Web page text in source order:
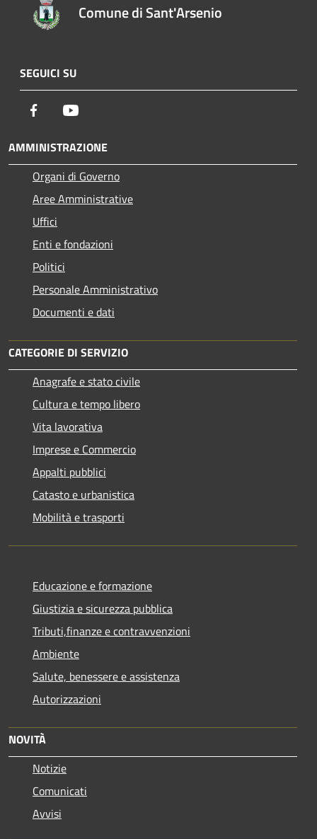
Comune di Sant'Arsenio
SEGUICI SU
Facebook
AMMINISTRAZIONE
Organi di Governo
Aree Amministrative
Uffici
Enti e fondazioni
Politici
Personale Amministrativo
Documenti e dati
CATEGORIE DI SERVIZIO
Anagrafe e stato civile
Cultura e tempo libero
Vita lavorativa
Imprese e Commercio
Appalti pubblici
Catasto e urbanistica
Mobilità e trasporti
Educazione e formazione
Giustizia e sicurezza pubblica
Tributi,finanze e contravvenzioni
Ambiente
Salute, benessere e assistenza
Autorizzazioni
NOVITÀ
Notizie
Comunicati
Avvisi